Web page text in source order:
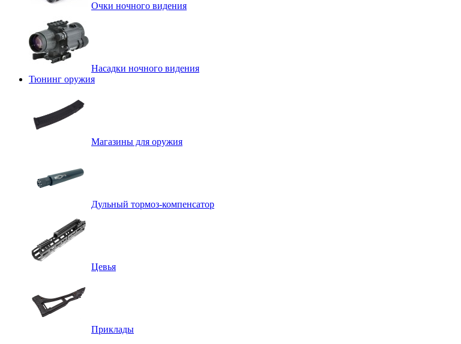
Очки ночного видения
Насадки ночного видения
Тюнинг оружия
Магазины для оружия
Дульный тормоз-компенсатор
Цевья
Приклады